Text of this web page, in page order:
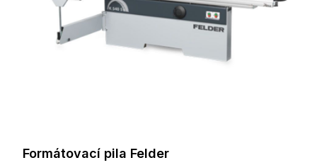
Formátovací pila Felder